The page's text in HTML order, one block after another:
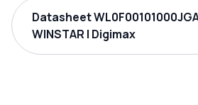
Datasheet
WINSTAR | Digimax